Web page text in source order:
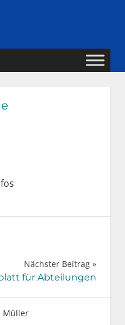
Nächster Beitrag
für Abteilungen
Müller